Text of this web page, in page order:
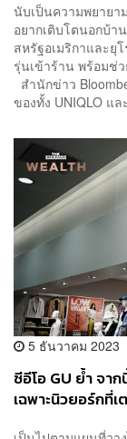
นับเป็นความพยายา
อยากเติบโตนอกบ้า
สหรัฐอเมริกาและยุ
รุ่นเข้าร้าน พร้อมช่
สำนักข่าว
ของทั้ง UNIQLO แ
5 ธันวาคม 2023
ซีอีโอ GU ย้ำ จาก
เฉพาะนิวยอร์กที่